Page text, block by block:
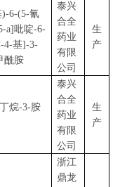
6-(5-氰
a]吡啶-6-
4-基]-3-
酰胺
泰兴
合全
药业
有限
公司
生
产
烷-3-胺
泰兴
合全
药业
有限
公司
生
产
浙江
鼎龙